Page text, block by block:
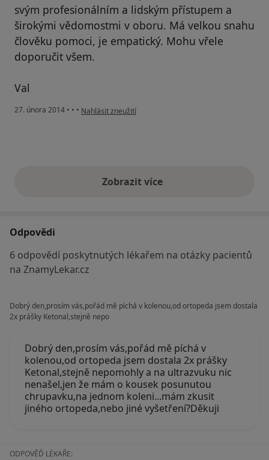
svým profesionálním a lidským přístupem a
širokými vědomostmi v oboru. Má velkou snahu
člověku pomoci, je empatický. Mohu vřele
doporučit všem.
Val
27. února 2014 • • • podle názoru uživatele Váš účet byl odstraněn
Nahlásit zneužití
Zobrazit vícevýše uvedené názory
Odpovědi
6 odpovědí poskytnutých lékařem na otázky pacientů
na ZnamyLekar.cz
Dobrý den,prosím vás,pořád mě píchá v kolenou,od ortopeda jsem dostala
2x prášky Ketonal,stejně nepo
Dobrý den,prosím vás,pořád mě píchá v
kolenou,od ortopeda jsem dostala 2x prášky
Ketonal,stejně nepomohly a na ultrazvuku nic
nenašel,jen že mám o kousek posunutou
chrupavku,na jednom koleni...mám zkusit
jiného ortopeda,nebo jiné vyšetření?Děkuji
ODPOVĚĎ LÉKAŘE: